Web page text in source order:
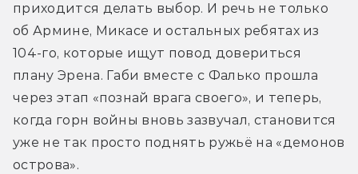
приходится делать выбор. И речь не только
об Армине, Микасе и остальных ребятах из
104-го, которые ищут повод довериться
плану Эрена. Габи вместе с Фалько прошла
через этап «познай врага своего», и теперь,
когда горн войны вновь зазвучал, становится
уже не так просто поднять ружьё на «демонов
острова».